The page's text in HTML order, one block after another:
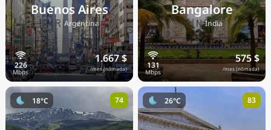
Buenos Aires
🇦🇷Argentina
1.667 $
/mes (nómada)
Bangalore
🇮🇳India
575 $
/mes (nómada)
18°C 74 26°C 83